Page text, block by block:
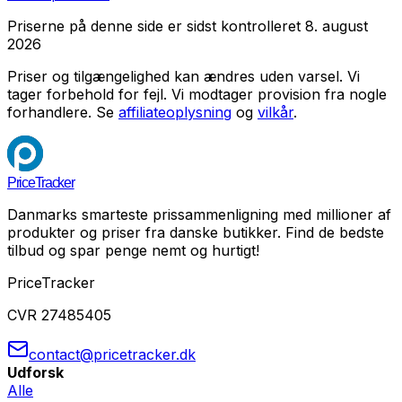
Priserne på denne side er sidst kontrolleret 8. august
2026
Priser og tilgængelighed kan ændres uden varsel. Vi
tager forbehold for fejl. Vi modtager provision fra nogle
forhandlere. Se affiliateoplysning og vilkår.
PriceTracker
Danmarks smarteste prissammenligning med millioner af
produkter og priser fra danske butikker. Find de bedste
tilbud og spar penge nemt og hurtigt!
PriceTracker
CVR 27485405
contact@pricetracker.dk
Udforsk
Alle